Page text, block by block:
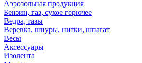
Аэрозольная продукция
Бензин, газ, сухое горючее
Ведра, тазы
Веревка, шнуры, нитки, шпагат
Весы
Аксессуары
Изолента